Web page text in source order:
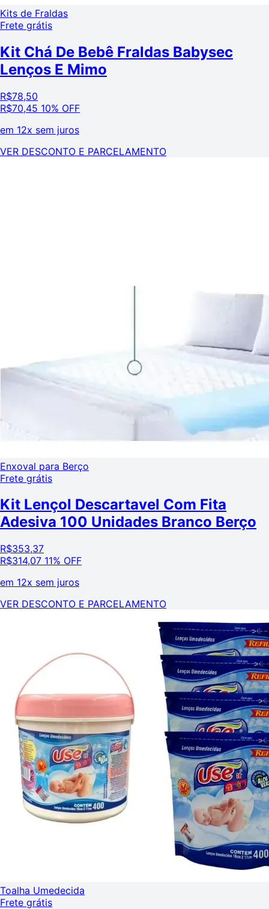
Kits de Fraldas
Frete grátis
Kit Chá De Bebê Fraldas Babysec
Lenços E Mimo
R$78,50
R$70,45 10% OFF
em 12x sem juros
VER DESCONTO E PARCELAMENTO
Enxoval para Berço
Frete grátis
Kit Lençol Descartavel Com Fita
Adesiva 100 Unidades Branco Berço
R$353,37
R$314,07 11% OFF
em 12x sem juros
VER DESCONTO E PARCELAMENTO
Toalha Umedecida
Frete grátis